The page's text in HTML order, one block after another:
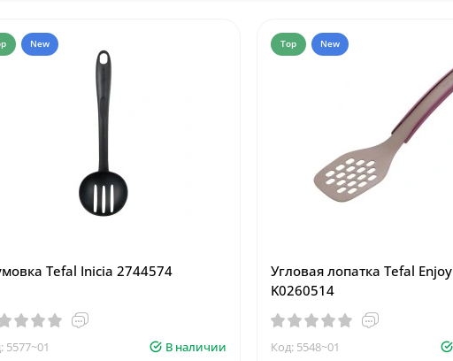
New
Tefal Inicia 2744574
5577~01 В наличии
Top New
Угловая лопатка Tefal Enjoy
K0260514
Код: 5548~01